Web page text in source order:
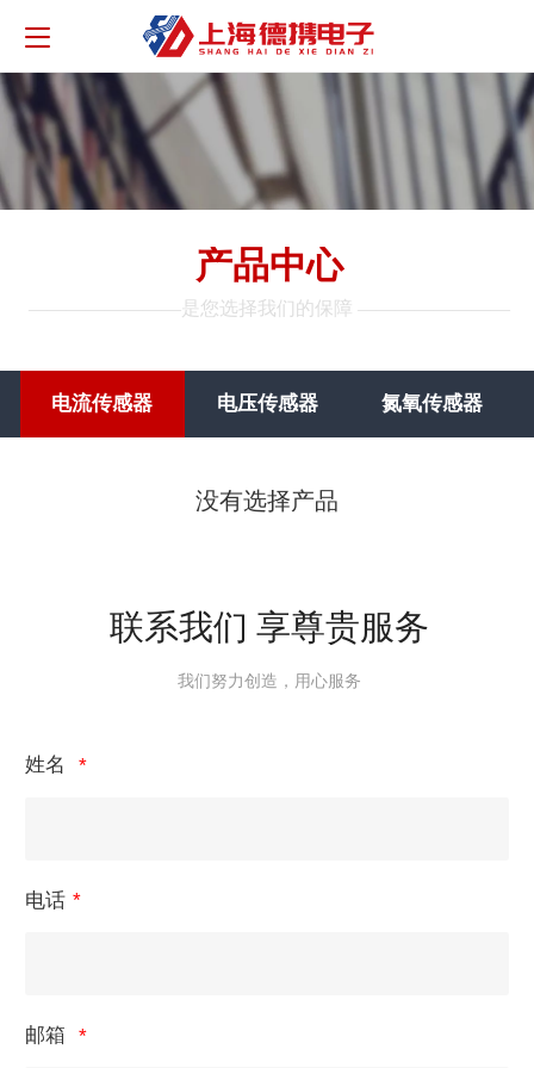
产品中心
————————是您选择我们的保障 ————————
电流传感器 电压传感器 氮氧传感器
没有选择产品
联系我们 享尊贵服务
我们努力创造，用心服务
姓名
电话
邮箱